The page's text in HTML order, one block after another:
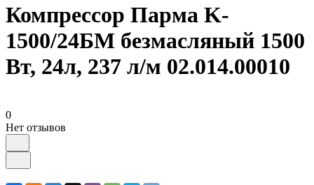
Компрессор Парма K-
1500/24БМ безмасляный 1500
Вт, 24л, 237 л/м 02.014.00010
0
Нет отзывов